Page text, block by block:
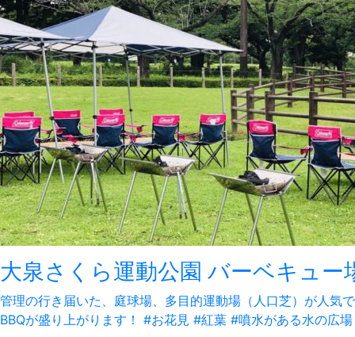
大泉さくら運動公園 バーベキュー
管理の行き届いた、庭球場、多目的運動場（人口芝）が人気
BBQが盛り上がります！ #お花見 #紅葉 #噴水がある水の広